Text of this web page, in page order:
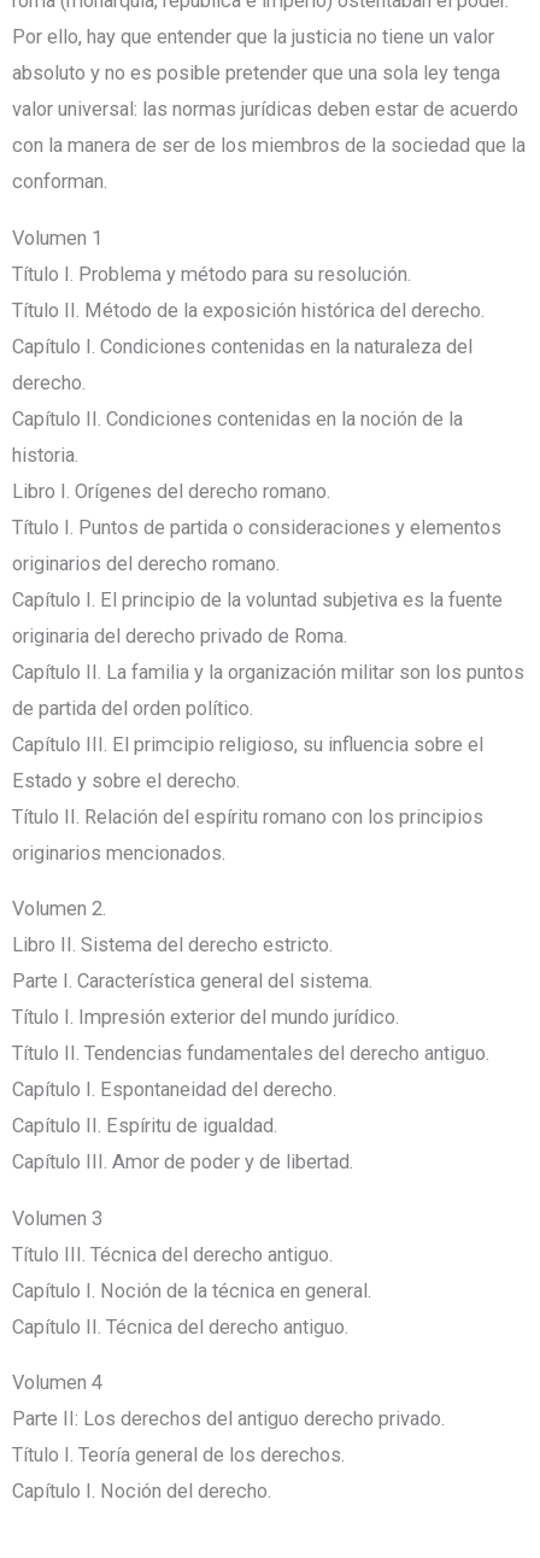
Por ello, hay que entender que la justicia no tiene un valor
absoluto y no es posible pretender que una sola ley tenga
valor universal: las normas jurídicas deben estar de acuerdo
con la manera de ser de los miembros de la sociedad que la
conforman.
Volumen 1
Título I. Problema y método para su resolución.
Título II. Método de la exposición histórica del derecho.
Capítulo I. Condiciones contenidas en la naturaleza del
derecho.
Capítulo II. Condiciones contenidas en la noción de la
historia.
Libro I. Orígenes del derecho romano.
Título I. Puntos de partida o consideraciones y elementos
originarios del derecho romano.
Capítulo I. El principio de la voluntad subjetiva es la fuente
originaria del derecho privado de Roma.
Capítulo II. La familia y la organización militar son los puntos
de partida del orden político.
Capítulo III. El primcipio religioso, su influencia sobre el
Estado y sobre el derecho.
Título II. Relación del espíritu romano con los principios
originarios mencionados.
Volumen 2.
Libro II. Sistema del derecho estricto.
Parte I. Característica general del sistema.
Título I. Impresión exterior del mundo jurídico.
Título II. Tendencias fundamentales del derecho antiguo.
Capítulo I. Espontaneidad del derecho.
Capítulo II. Espíritu de igualdad.
Capítulo III. Amor de poder y de libertad.
Volumen 3
Título III. Técnica del derecho antiguo.
Capítulo I. Noción de la técnica en general.
Capítulo II. Técnica del derecho antiguo.
Volumen 4
Parte II: Los derechos del antiguo derecho privado.
Título I. Teoría general de los derechos.
Capítulo I. Noción del derecho.